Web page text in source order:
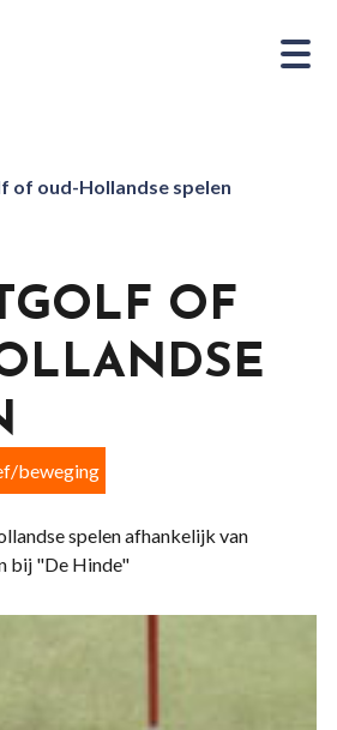
of oud-Hollandse spelen
OF
beweging
spelen afhankelijk van
bij "De Hinde"